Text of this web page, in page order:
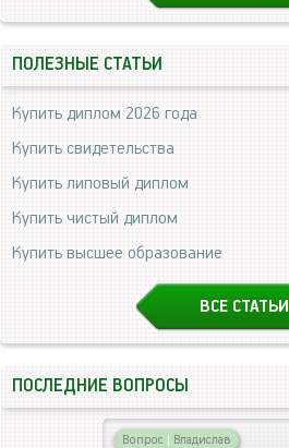
ПОЛЕЗНЫЕ СТАТЬИ
Купить диплом 2026 года
Купить свидетельства
Купить липовый диплом
Купить чистый диплом
Купить высшее образование
ВСЕ СТАТЬИ
ПОСЛЕДНИЕ ВОПРОСЫ
Вопрос | Владислав